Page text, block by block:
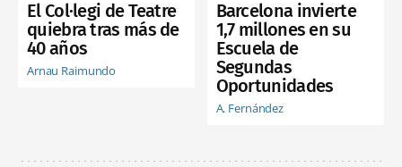
El Col·legi de Teatre
quiebra tras más de
40 años
Arnau Raimundo
Barcelona invierte
1,7 millones en su
Escuela de
Segundas
Oportunidades
A. Fernández